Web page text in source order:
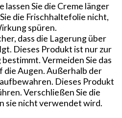
lassen Sie die Creme länger
die Frischhaltefolie nicht,
spüren.
dass die Lagerung über
Dieses Produkt ist nur zur
Vermeiden Sie das
Augen. Außerhalb der
Dieses Produkt
Verschließen Sie die
sie nicht verwendet wird.